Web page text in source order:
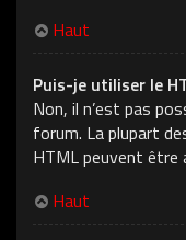
Haut
Puis-je utiliser le
Non, il n’est pas
forum. La plupart
HTML peuvent être
Haut